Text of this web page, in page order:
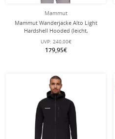
Mammut
Mammut Wanderjacke Alto Light
Hardshell Hooded (leicht,
wasserdicht, PFC-frei) schwarz
Herren
UVP: 240,00€
179,95€